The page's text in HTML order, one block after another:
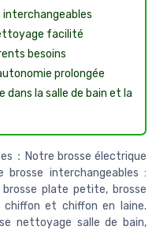
facilité
besoins
prolongée
dans la salle de bain et la
：Notre brosse électrique
interchangeables :
plate petite, brosse
chiffon et chiffon en laine.
nettoyage salle de bain,